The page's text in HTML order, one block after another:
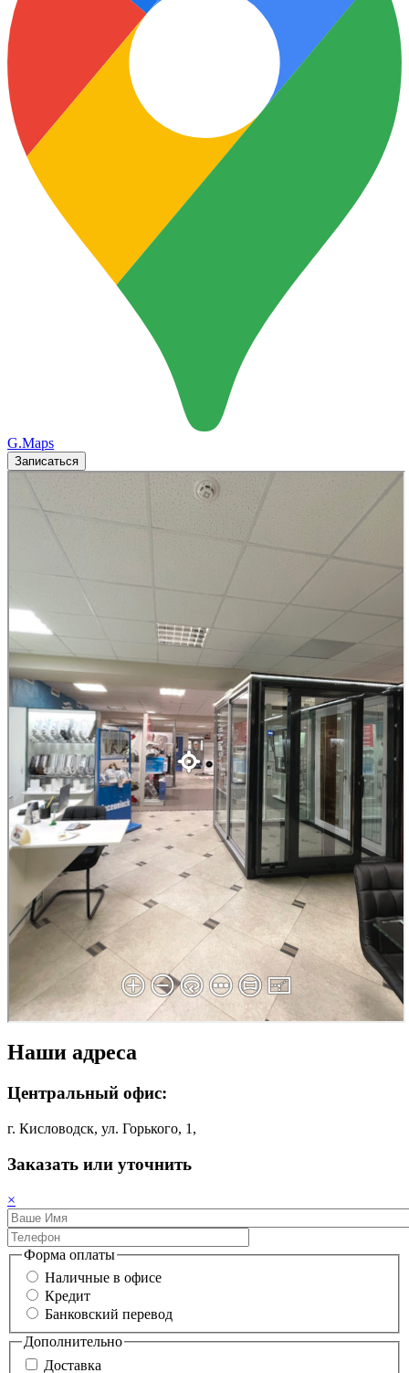
G.Maps
Записаться
Наши адреса
Центральный офис:
г. Кисловодск, ул. Горького, 1,
Заказать или уточнить
×
Форма оплаты
Наличные в офисе
Кредит
Банковский перевод
Дополнительно
Доставка